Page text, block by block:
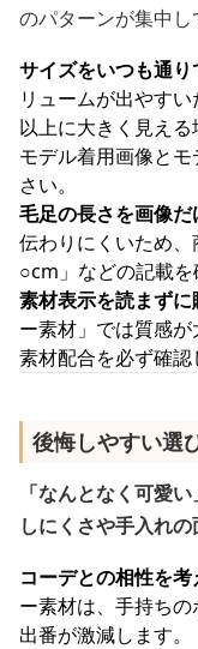
のパターンが集中し
サイズをいつも通り
リュームが出やす
以上に大きく見える
モデル着用画像と
さい。
毛足の長さを画像
伝わりにくいため
○cm」などの記載を
素材表示を読まずに
ー素材」では質感が
素材配合を必ず確認
後悔しやすい選
「なんとなく可愛
しにくさや手入れ
コーデとの相性を
ー素材は、手持ち
出番が激減します。